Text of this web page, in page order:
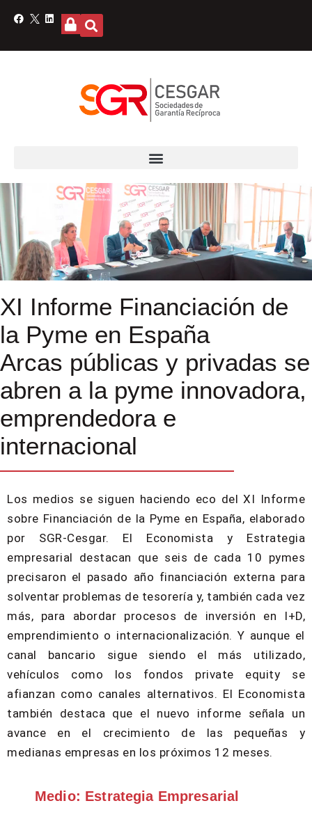
XI Informe Financiación de
la Pyme en España
Arcas públicas y privadas se
abren a la pyme innovadora,
emprendedora e
internacional
Los medios se siguen haciendo eco del XI Informe
sobre Financiación de la Pyme en España, elaborado
por SGR-Cesgar. El Economista y Estrategia
empresarial destacan que seis de cada 10 pymes
precisaron el pasado año financiación externa para
solventar problemas de tesorería y, también cada vez
más, para abordar procesos de inversión en I+D,
emprendimiento o internacionalización. Y aunque el
canal bancario sigue siendo el más utilizado,
vehículos como los fondos private equity se
afianzan como canales alternativos. El Economista
también destaca que el nuevo informe señala un
avance en el crecimiento de las pequeñas y
medianas empresas en los próximos 12 meses.
Medio: Estrategia Empresarial